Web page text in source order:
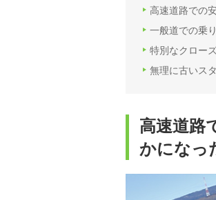
高速道路での
一般道での乗
特別なクロー
無理に古いス
高速道路
かになっ